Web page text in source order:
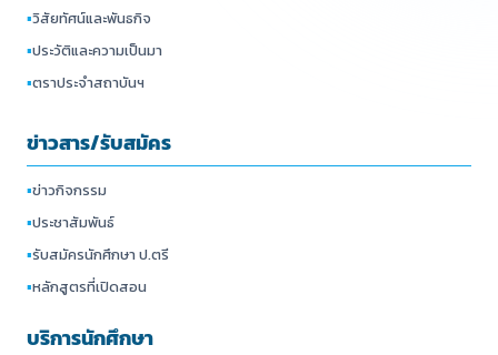
▪วิสัยทัศน์และพันธกิจ
▪ประวัติและความเป็นมา
▪ตราประจำสถาบันฯ
ข่าวสาร/รับสมัคร
▪ข่าวกิจกรรม
▪ประชาสัมพันธ์
▪รับสมัครนักศึกษา ป.ตรี
▪หลักสูตรที่เปิดสอน
บริการนักศึกษา